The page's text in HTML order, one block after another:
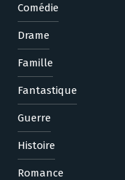
Comédie
Drame
Famille
Fantastique
Guerre
Histoire
Romance